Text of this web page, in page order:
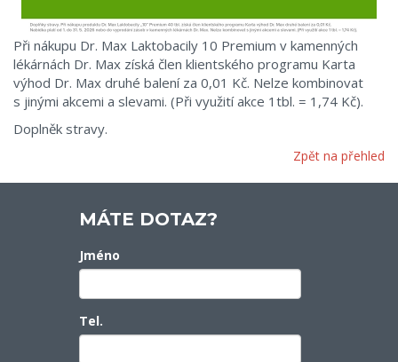
Při nákupu Dr. Max Laktobacily 10 Premium v kamenných
lékárnách Dr. Max získá člen klientského programu Karta
výhod Dr. Max druhé balení za 0,01 Kč. Nelze kombinovat
s jinými akcemi a slevami. (Při využití akce 1tbl. = 1,74 Kč).
Doplněk stravy.
Zpět na přehled
MÁTE DOTAZ?
Jméno
Tel.